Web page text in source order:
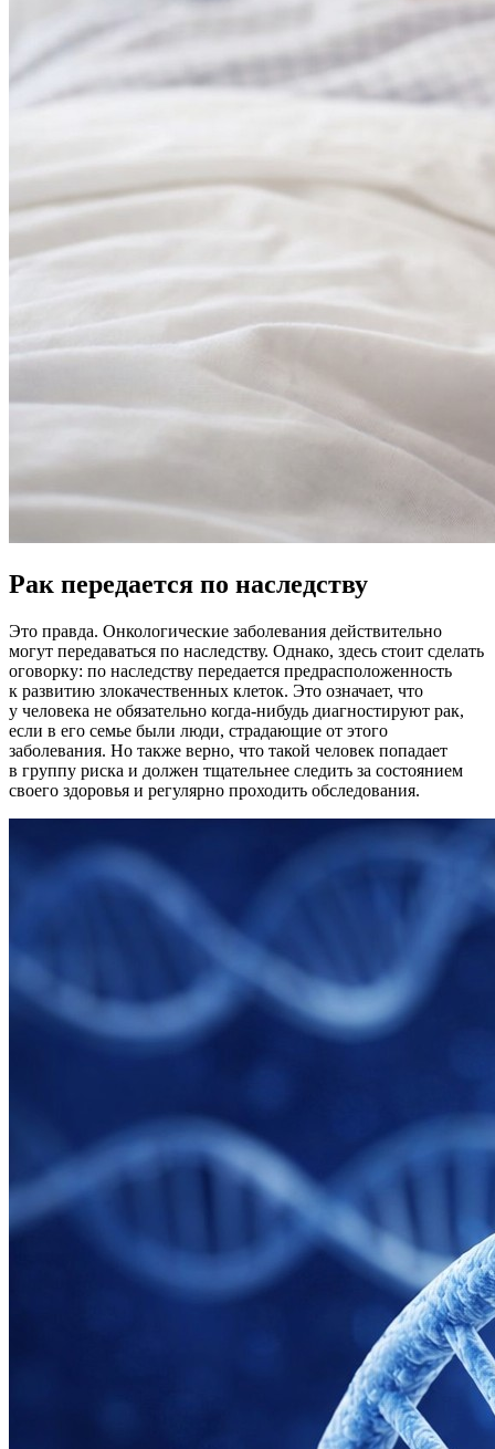
Рак передается по наследству
Это правда. Онкологические заболевания действительно
могут передаваться по наследству. Однако, здесь стоит сделать
оговорку: по наследству передается предрасположенность
к развитию злокачественных клеток. Это означает, что
у человека не обязательно когда-нибудь диагностируют рак,
если в его семье были люди, страдающие от этого
заболевания. Но также верно, что такой человек попадает
в группу риска и должен тщательнее следить за состоянием
своего здоровья и регулярно проходить обследования.